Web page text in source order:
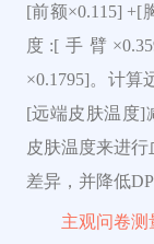
[前额×0.115] +[
度:[手臂
×0.1795]。计算
[远端皮肤温度]
皮肤温度来进
差异，并降低
主观问卷测